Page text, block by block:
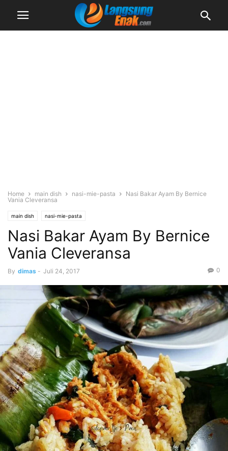
Home main dish nasi-mie-pasta
Nasi Bakar Ayam By Bernice
Vania Cleveransa
main dish nasi-mie-pasta
Nasi Bakar Ayam By Bernice
Vania Cleveransa
By dimas - Juli 24, 2017 0